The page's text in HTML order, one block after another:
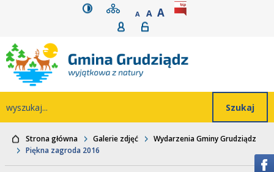
Przejdź do głównego
Przejdź do treści
Przejdź do
wyszukiwarki
Przejdź do mapywersja kontrastowa
mapa serwisu
A POMNIEJSZ CZCIONKĘ
A STANDARDOWY ROZMIAR
A POWIĘKSZ
rozmiar czcionki
Rejestracja
Strona główna Galerie zdjęć
Wydarzenia Gminy Grudziądz
Piękna zagroda 2016